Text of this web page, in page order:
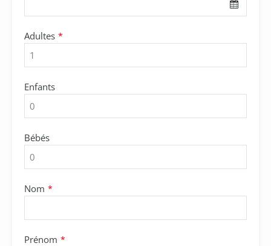
Adultes *
Enfants
Bébés
Nom *
Prénom *